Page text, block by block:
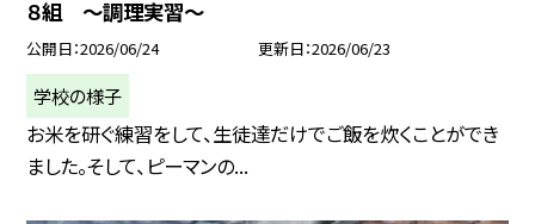
８組 ～調理実習～
公開日 2026/06/24 更新日 2026/06/23
学校の様子
お米を研ぐ練習をして、生徒達だけでご飯を炊くことができ
ました。そして、ピーマンの...